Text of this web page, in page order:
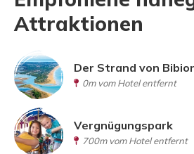
Attraktionen
Der Strand von
0m vom Hotel entfernt
Vergnügungspark
700m vom Hotel entfernt